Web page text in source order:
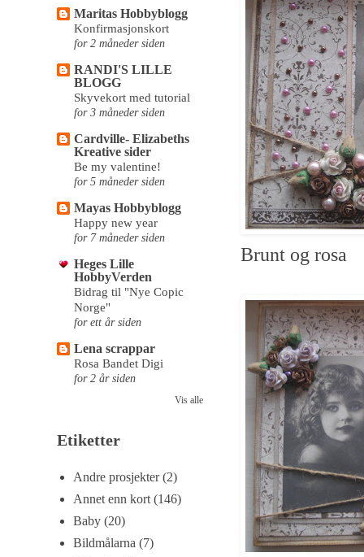
Brunt og rosa
Maritas Hobbyblogg
Konfirmasjonskort
for 2 måneder siden
RANDI'S LILLE
BLOGG
Skyvekort med tutorial
for 3 måneder siden
Cardville- Elizabeths
Kreative sider
Be my valentine!
for 5 måneder siden
Mayas Hobbyblogg
Happy new year
for 7 måneder siden
Heges Lille
HobbyVerden
Bidrag til "Nye Copic
Norge"
for ett år siden
Lena scrappar
Rosa Bandet Digi
for 2 år siden
Vis alle
Etiketter
Andre prosjekter (2)
Annet enn kort (146)
Baby (20)
Bildmålarna (7)